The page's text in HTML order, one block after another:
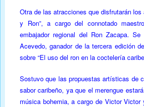
Otra de las atracciones que disfrutarán
y Ron”, a cargo del connotado
embajador regional del Ron Zacapa.
Acevedo, ganador de la tercera edición
sobre “El uso del ron en la coctelería
Sostuvo que las propuestas artísticas de
sabor caribeño, ya que el merengue
música bohemia, a cargo de Victor